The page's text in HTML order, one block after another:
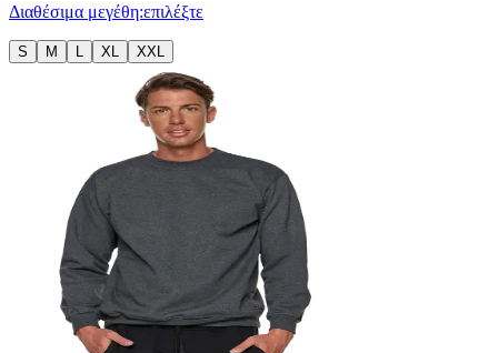
Διαθέσιμα μεγέθη:επιλέξτε
S M L XL XXL